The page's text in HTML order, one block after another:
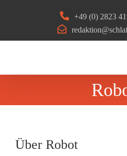
+49 (0) 2823
Über Robot